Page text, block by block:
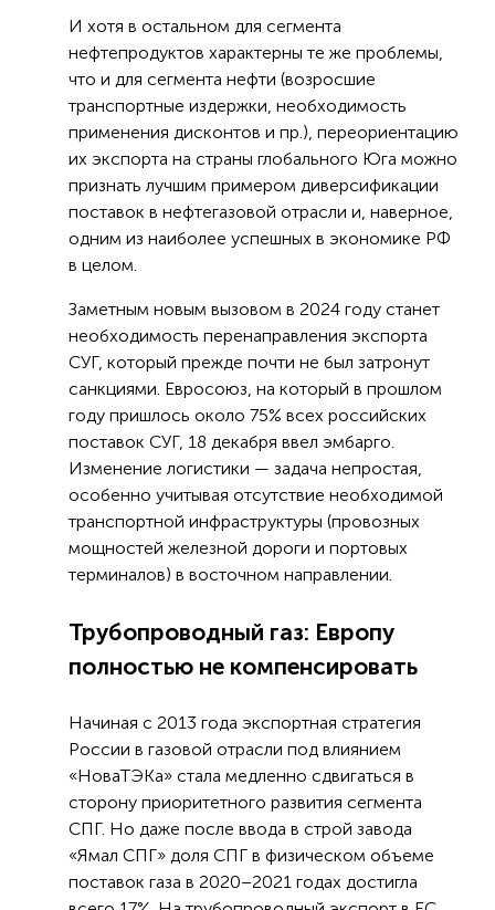
И хотя в остальном для сегмента
нефтепродуктов характерны те же проблемы,
что и для сегмента нефти (возросшие
транспортные издержки, необходимость
применения дисконтов и пр.), переориентацию
их экспорта на страны глобального Юга можно
признать лучшим примером диверсификации
поставок в нефтегазовой отрасли и, наверное,
одним из наиболее успешных в экономике РФ
в целом.
Заметным новым вызовом в 2024 году станет
необходимость перенаправления экспорта
СУГ, который прежде почти не был затронут
санкциями. Евросоюз, на который в прошлом
году пришлось около 75% всех российских
поставок СУГ, 18 декабря ввел эмбарго.
Изменение логистики — задача непростая,
особенно учитывая отсутствие необходимой
транспортной инфраструктуры (провозных
мощностей железной дороги и портовых
терминалов) в восточном направлении.
Трубопроводный газ: Европу
полностью не компенсировать
Начиная с 2013 года экспортная стратегия
России в газовой отрасли под влиянием
«НоваТЭКа» стала медленно сдвигаться в
сторону приоритетного развития сегмента
СПГ. Но даже после ввода в строй завода
«Ямал СПГ» доля СПГ в физическом объеме
поставок газа в 2020–2021 годах достигла